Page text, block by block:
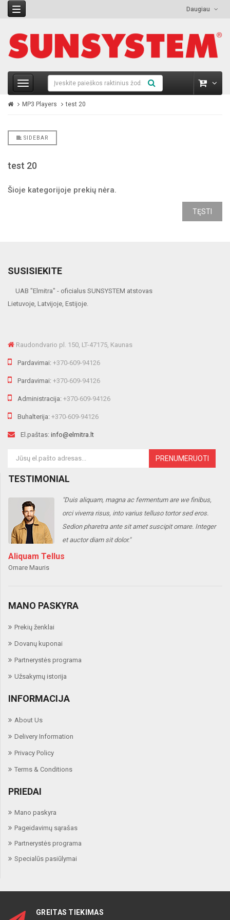
Daugiau
MP3 Players test 20
SIDEBAR
test 20
Šioje kategorijoje prekių nėra.
TĘSTI
SUSISIEKITE
UAB "Elmitra" - oficialus SUNSYSTEM atstovas
Lietuvoje, Latvijoje, Estijoje.
Raudondvario pl. 150, LT-47175, Kaunas
Pardavimai: +370-609-94126
Pardavimai: +370-609-94126
Administracija: +370-609-94126
Buhalterija: +370-609-94126
El.paštas: info@elmitra.lt
PRENUMERUOTI
TESTIMONIAL
"Duis aliquam, magna ac fermentum are we finibus,
orci viverra risus, into varius telluso tortor sed eros.
Sedion pharetra ante sit amet suscipit ornare. Integer
et auctor diam sit dolor."
Aliquam Tellus
Ornare Mauris
MANO PASKYRA
Prekių ženklai
Dovanų kuponai
Partnerystės programa
Užsakymų istorija
INFORMACIJA
About Us
Delivery Information
Privacy Policy
Terms & Conditions
PRIEDAI
Mano paskyra
Pageidavimų sąrašas
Partnerystės programa
Specialūs pasiūlymai
GREITAS TIEKIMAS